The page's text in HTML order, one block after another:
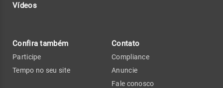
Vídeos
Confira também
Participe
Tempo no seu site
Contato
Compliance
Anuncie
Fale conosco